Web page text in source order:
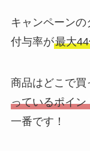
キャンペーン
付与率が最大
商品はどこで買
っているポイン
一番です！